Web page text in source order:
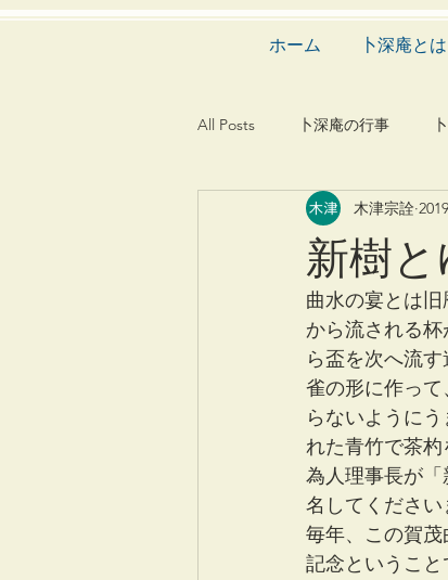
ホーム 卜深庵とは
All Posts 卜深庵の行事
漢詩 俳諧
建築 造園
新樹
木津宗詮
曲水の宴とは
から流される
ら盃を次へ流す
雀の形に作っ
らないように
れた青竹で茶
為人理事長が
名してください
毎年、この賀
記念ということ